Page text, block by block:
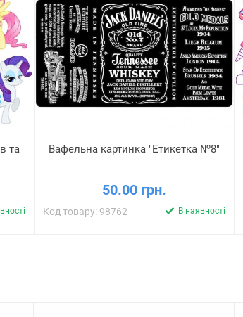
та
Вафельна картинка "Етикетка №8"
50.00 грн.
Код товару: 98762 В наявності